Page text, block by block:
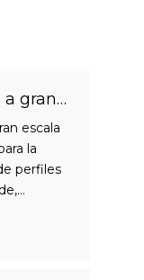
Extrusora de aluminio a gran escala de 2300T | Adecuado para palanquilla de aluminio de φ8 pulgadas | Alta precisión y servicio pesado
escala
la
perfiles